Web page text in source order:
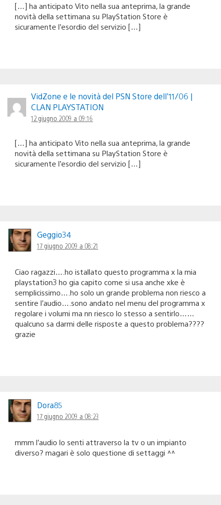
[…] ha anticipato Vito nella sua anteprima, la grande
novità della settimana su PlayStation Store è
sicuramente l’esordio del servizio […]
VidZone e le novità del PSN Store dell’11/06 |
CLAN PLAYSTATION
12 giugno 2009 a 09:16
[…] ha anticipato Vito nella sua anteprima, la grande
novità della settimana su PlayStation Store è
sicuramente l’esordio del servizio […]
Geggio34
17 giugno 2009 a 08:21
Ciao ragazzi….ho istallato questo programma x la mia
playstation3 ho gia capito come si usa anche xke è
semplicissimo….ho solo un grande problema non riesco a
sentire l’audio….sono andato nel menu del programma x
regolare i volumi ma nn riesco lo stesso a sentirlo……
qualcuno sa darmi delle risposte a questo problema????
grazie
Dora85
17 giugno 2009 a 08:23
mmm l’audio lo senti attraverso la tv o un impianto
diverso? magari è solo questione di settaggi ^^